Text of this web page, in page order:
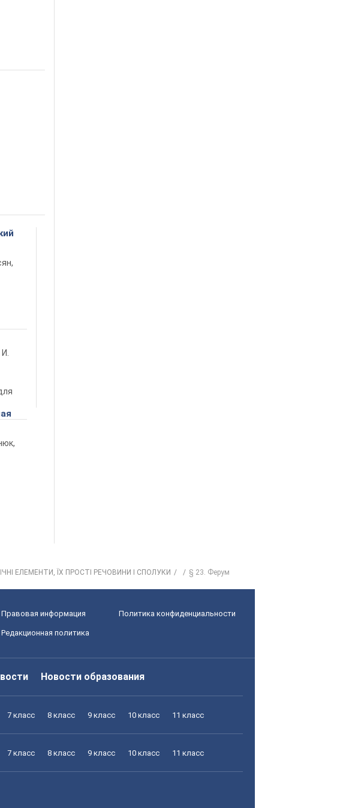
ЕЛЕМЕНТИ, ЇХ ПРОСТІ РЕЧОВИНИ І СПОЛУКИ § 23. Ферум
Правовая информация Политика конфиденциальности
Редакционная политика
Новости образования
7 класс 8 класс 9 класс 10 класс 11 класс
7 класс 8 класс 9 класс 10 класс 11 класс